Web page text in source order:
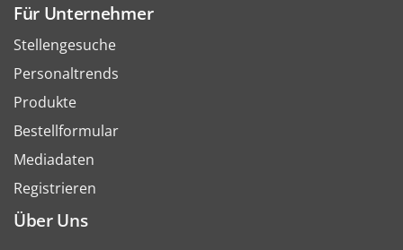
Für Unternehmer
Stellengesuche
Personaltrends
Produkte
Bestellformular
Mediadaten
Registrieren
Über Uns